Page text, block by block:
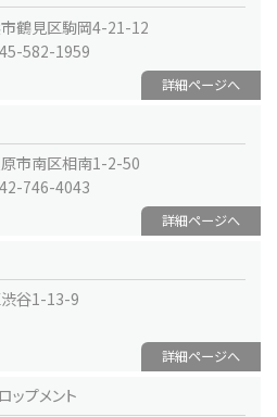
鶴見区駒岡4-21-12
582-1959
詳細ページへ
市南区相南1-2-50
746-4043
詳細ページへ
谷1-13-9
詳細ページへ
ップメント